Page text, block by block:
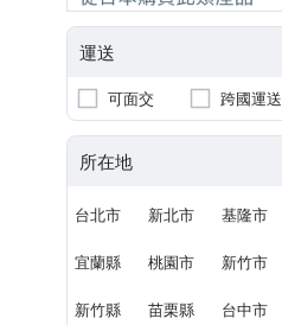
運送
可面交 跨國運送
所在地
台北市 新北市 基隆市
宜蘭縣 桃園市 新竹市
新竹縣 苗栗縣 台中市